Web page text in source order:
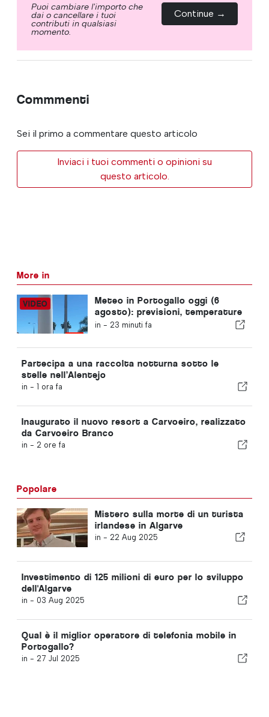
Puoi cambiare l'importo che
dai o cancellare i tuoi
contributi in qualsiasi
momento.
Continue →
Commmenti
Sei il primo a commentare questo articolo
Inviaci i tuoi commenti o opinioni su
questo articolo.
More in
Meteo in Portogallo oggi (6
agosto): previsioni, temperature
e cosa aspettarsi
in - 23 minuti fa
Partecipa a una raccolta notturna sotto le
stelle nell’Alentejo
in - 1 ora fa
Inaugurato il nuovo resort a Carvoeiro, realizzato
da Carvoeiro Branco
in - 2 ore fa
Popolare
Mistero sulla morte di un turista
irlandese in Algarve
in - 22 Aug 2025
Investimento di 125 milioni di euro per lo sviluppo
dell'Algarve
in - 03 Aug 2025
Qual è il miglior operatore di telefonia mobile in
Portogallo?
in - 27 Jul 2025